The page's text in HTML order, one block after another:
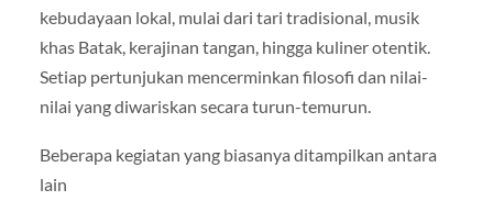
kebudayaan lokal, mulai dari tari tradisional, musik
khas Batak, kerajinan tangan, hingga kuliner otentik.
Setiap pertunjukan mencerminkan filosofi dan nilai-
nilai yang diwariskan secara turun-temurun.
Beberapa kegiatan yang biasanya ditampilkan antara
lain